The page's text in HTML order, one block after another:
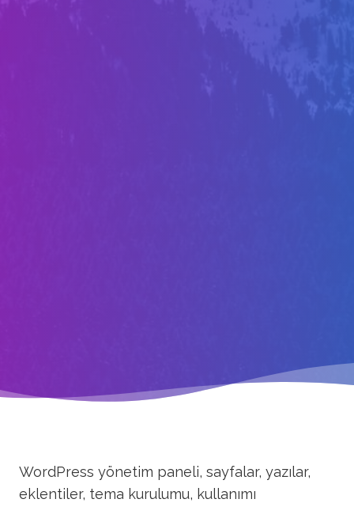
WordPress yönetim paneli, sayfalar, yazılar,
eklentiler, tema kurulumu, kullanımı